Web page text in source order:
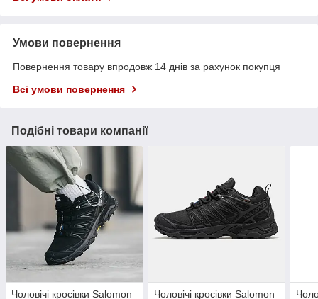
Умови повернення
Повернення товару впродовж 14 днів за рахунок покупця
Всі умови повернення
Подібні товари компанії
Чоловічі кросівки Salomon
Чоловічі кросівки Salomon